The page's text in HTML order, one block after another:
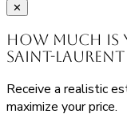
Close
✕
How much
Saint-
Receive a realistic
maximize your price.